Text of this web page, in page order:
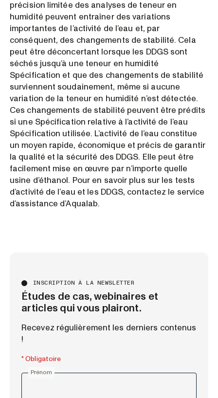
précision limitée des analyses de teneur en
humidité peuvent entraîner des variations
importantes de l’activité de l’eau et, par
conséquent, des changements de stabilité. Cela
peut être déconcertant lorsque les DDGS sont
séchés jusqu’à une teneur en humidité
Spécification et que des changements de stabilité
surviennent soudainement, même si aucune
variation de la teneur en humidité n’est détectée.
Ces changements de stabilité peuvent être prédits
si une Spécification relative à l’activité de l’eau
Spécification utilisée. L’activité de l’eau constitue
un moyen rapide, économique et précis de garantir
la qualité et la sécurité des DDGS. Elle peut être
facilement mise en œuvre par n’importe quelle
usine d’éthanol. Pour en savoir plus sur les tests
d’activité de l’eau et les DDGS, contactez le service
d’assistance d’Aqualab.
INSCRIPTION À LA NEWSLETTER
Études de cas, webinaires et
articles qui vous plairont.
Recevez régulièrement les derniers contenus
!
* Obligatoire
Prénom